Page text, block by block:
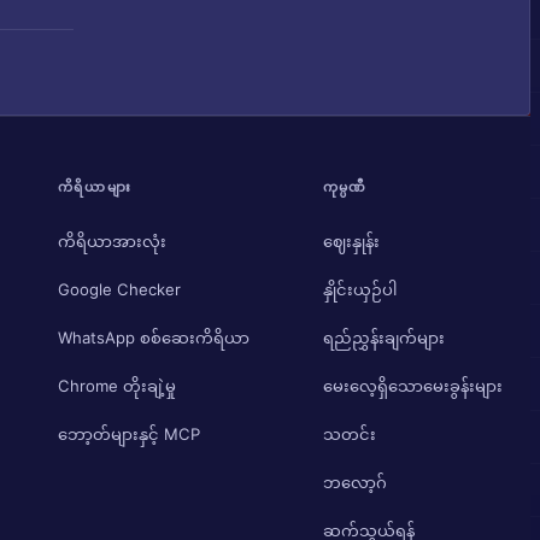
ကိရိယာများ
ကိရိယာအားလုံး
Google Checker
WhatsApp စစ်ဆေးကိရိယာ
Chrome တိုးချဲ့မှု
ဘော့တ်များနှင့် MCP
ကုမ္ပဏီ
ဈေးနှုန်း
နှိုင်းယှဉ်ပါ
ရည်ညွှန်းချက်များ
မေးလေ့ရှိသောမေးခွန်းများ
သတင်း
ဘလော့ဂ်
ဆက်သွယ်ရန်